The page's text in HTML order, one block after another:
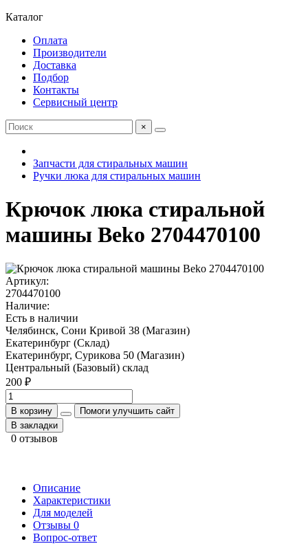
Каталог
Оплата
Производители
Доставка
Подбор
Контакты
Сервисный центр
×
Запчасти для стиральных машин
Ручки люка для стиральных машин
Крючок люка стиральной
машины Beko 2704470100
Артикул:
2704470100
Наличие:
Есть в наличии
Челябинск, Сони Кривой 38 (Магазин)
Екатеринбург (Склад)
Екатеринбург, Сурикова 50 (Магазин)
Центральный (Базовый) склад
200 ₽
В корзину
Помоги улучшить сайт
В закладки
0 отзывов
Описание
Характеристики
Для моделей
Отзывы 0
Вопрос-ответ